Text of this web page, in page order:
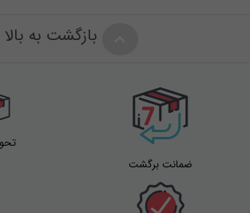
بازگشت به بالا
ضمانت برگشت